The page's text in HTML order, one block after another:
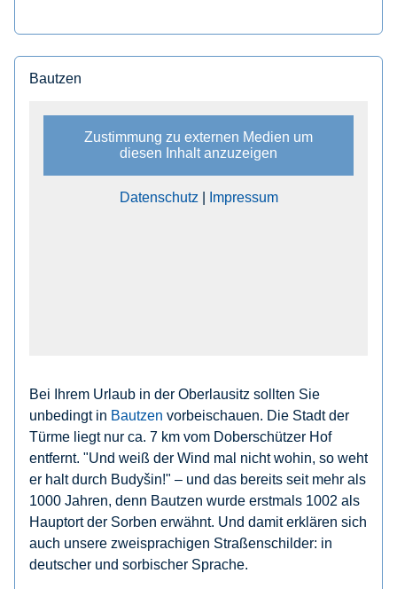
Bautzen
Zustimmung zu externen Medien um
diesen Inhalt anzuzeigen
Datenschutz Impressum
Bei Ihrem Urlaub in der Oberlausitz sollten Sie
unbedingt in Bautzen vorbeischauen. Die Stadt der
Türme liegt nur ca. 7 km vom Doberschützer Hof
entfernt. "Und weiß der Wind mal nicht wohin, so weht
er halt durch Budyšin!" – und das bereits seit mehr als
1000 Jahren, denn Bautzen wurde erstmals 1002 als
Hauptort der Sorben erwähnt. Und damit erklären sich
auch unsere zweisprachigen Straßenschilder: in
deutscher und sorbischer Sprache.